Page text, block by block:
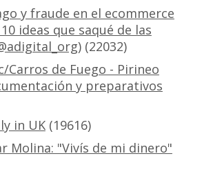
y fraude en el ecommerce
ideas que saqué de las
(22032)
Carros de Fuego - Pirineo
y preparativos
in UK(19616)
Molina: "Vivís de mi dinero"